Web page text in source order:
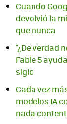
Cuando
devolvió la
que nunca
"¿De verdad
Fable 5
siglo
Cada vez
modelos IA
nada